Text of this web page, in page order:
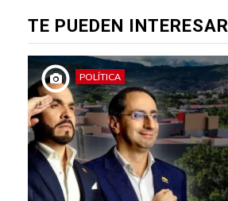
TE PUEDEN INTERESAR
POLÍTICA